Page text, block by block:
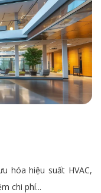
hóa hiệu suất HVAC,
chi phí...